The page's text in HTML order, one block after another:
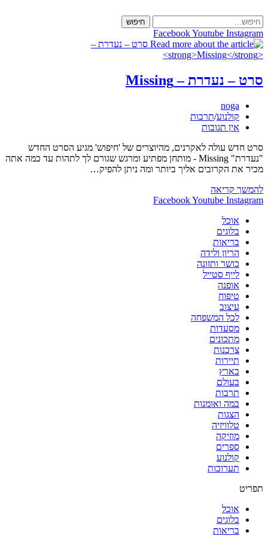
to
content
חיפוש
FacebookYoutube Instagram
סרט – נעדרת –Missing
מחבר:
noga
קטגוריה:
קולנוע/תרבות
תגובות:
אין תגובות
סרט חדש עולה לאקרנים, מהיוצרים של 'חיפוש' מגיע הסרט החדש
"נעדרת" Missing - מותחן מפתיע ומרגש שגורם לך לתהות עד כמה אתה
מכיר את הקרובים אליך ביותר ומה ניתן להפיק…
להמשך קריאהסרט
–
FacebookYoutube Instagram
אוכל
בלוגים
בריאות
הריון ולידה
כושר ותזונה
לייף סטייל
אופנה
טיפוח
עיצוב
לכל המשפחה
מסעדות
מתכונים
צרכנות
תיירות
בארץ
בעולם
תרבות
במה ואומנות
הצגות
טלוויזיה
מוזיקה
ספרים
קולנוע
תערוכות
תפריט
אוכל
בלוגים
בריאות